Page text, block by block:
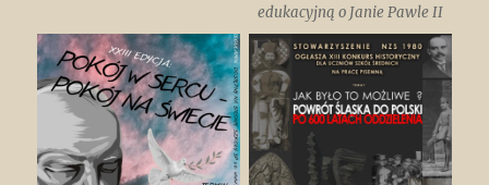
edukacyjną o Janie Pawle II